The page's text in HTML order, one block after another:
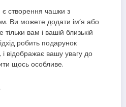
створення чашки з
Ви можете додати ім’я або
вам і вашій близькій
робить подарунок
відображає вашу увагу до
щось особливе.